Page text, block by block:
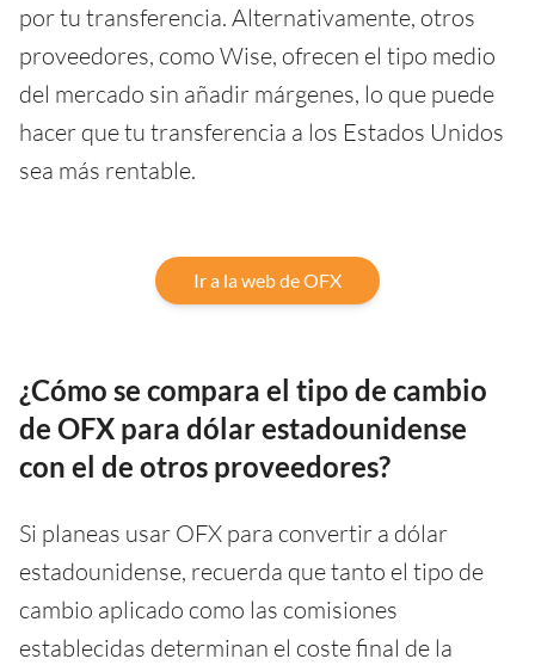
por tu transferencia. Alternativamente, otros
proveedores, como Wise, ofrecen el tipo medio
del mercado sin añadir márgenes, lo que puede
hacer que tu transferencia a los Estados Unidos
sea más rentable.
Ir a la web de OFX
¿Cómo se compara el tipo de cambio
de OFX para dólar estadounidense
con el de otros proveedores?
Si planeas usar OFX para convertir a dólar
estadounidense, recuerda que tanto el tipo de
cambio aplicado como las comisiones
establecidas determinan el coste final de la